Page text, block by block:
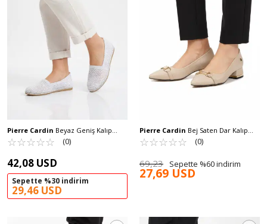
Pierre Cardin Beyaz Geniş Kalıp
Anorak Örme Hafif Kadın Günlük
Babet PC-54572 Z
☆☆☆☆☆
★★★★★ (0)
42,08 USD
Sepette %30 indirim
29,46 USD
Pierre Cardin Bej Saten Dar Kalıp
Kadın Abiye Ayakkabı PC-55197 Z
☆☆☆☆☆
★★★★★ (0)
69,23 Sepette %60 indirim
27,69 USD